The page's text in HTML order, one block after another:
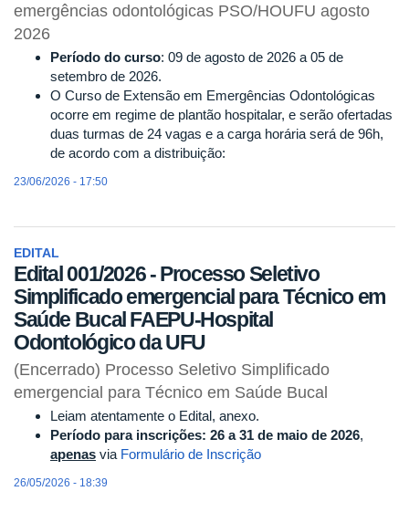
emergências odontológicas PSO/HOUFU agosto
2026
Período do curso: 09 de agosto de 2026 a 05 de
setembro de 2026.
O Curso de Extensão em Emergências Odontológicas
ocorre em regime de plantão hospitalar, e serão ofertadas
duas turmas de 24 vagas e a carga horária será de 96h,
de acordo com a distribuição:
23/06/2026 - 17:50
EDITAL
Edital 001/2026 - Processo Seletivo
Simplificado emergencial para Técnico em
Saúde Bucal FAEPU-Hospital
Odontológico da UFU
(Encerrado) Processo Seletivo Simplificado
emergencial para Técnico em Saúde Bucal
Leiam atentamente o Edital, anexo.
Período para inscrições: 26 a 31 de maio de 2026,
apenas via Formulário de Inscrição
26/05/2026 - 18:39